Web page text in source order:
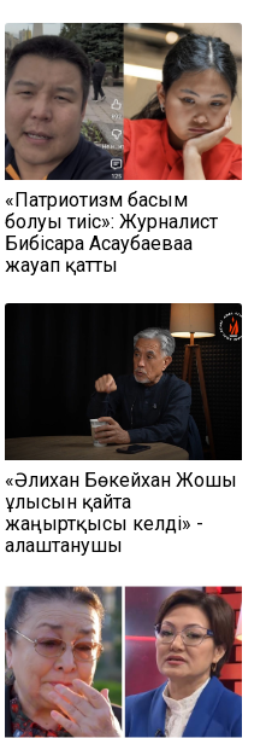
«Патриотизм басым
болуы тиіс»: Журналист
Бибісара Асаубаеваға
жауап қатты
«Әлихан Бөкейхан Жошы
ұлысын қайта
жаңғыртқысы келді» -
алаштанушы